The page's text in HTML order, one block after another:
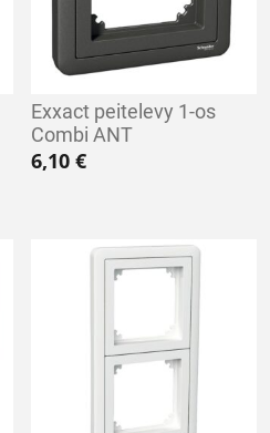
Exxact peitelevy 1-os
Combi ANT
6,10€